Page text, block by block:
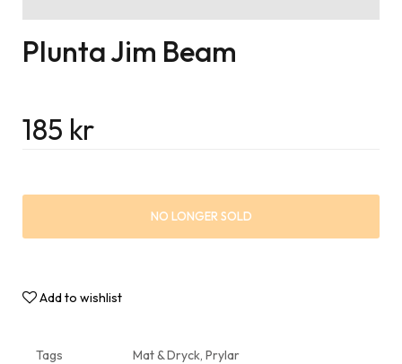
Plunta Jim Beam
185 kr
NO LONGER SOLD
Add to wishlist
Tags Mat & Dryck, Prylar